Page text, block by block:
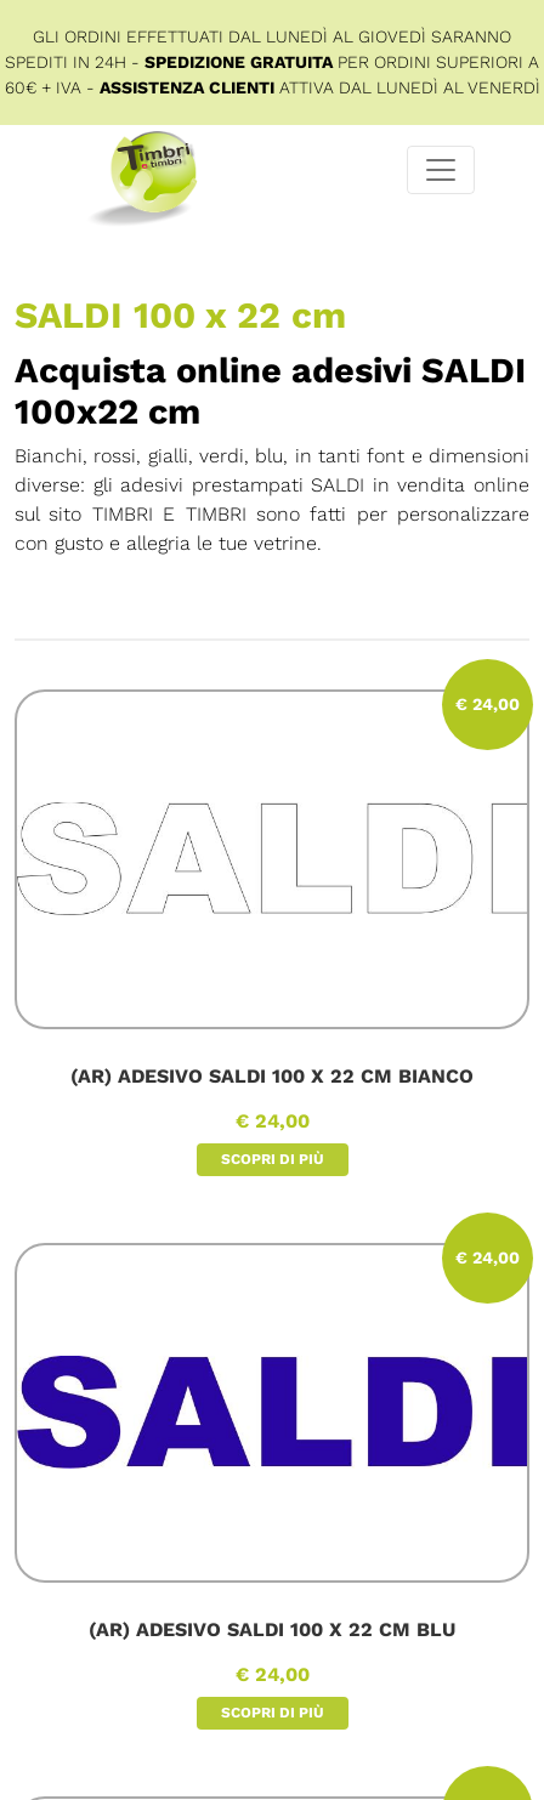
GLI ORDINI EFFETTUATI DAL LUNEDÌ AL GIOVEDÌ SARANNO
SPEDITI IN 24H - SPEDIZIONE GRATUITA PER ORDINI SUPERIORI A
60€ + IVA - ASSISTENZA CLIENTIATTIVA DAL LUNEDÌ AL VENERDÌ
SALDI 100 x 22 cm
Acquista online adesivi SALDI
100x22 cm
Bianchi, rossi, gialli, verdi, blu, in tanti font e dimensioni
diverse: gli adesivi prestampati SALDI in vendita online
sul sito TIMBRI E TIMBRI sono fatti per personalizzare
con gusto e allegria le tue vetrine.
(AR) ADESIVO SALDI 100 X 22 CM BIANCO
€ 24,00
SCOPRI DI PIÙ
€ 24,00
(AR) ADESIVO SALDI 100 X 22 CM BLU
€ 24,00
SCOPRI DI PIÙ
€ 24,00